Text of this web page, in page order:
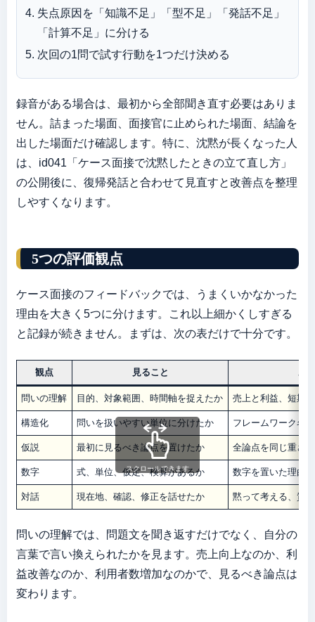
失点原因を「知識不足」「型不足」「発話不足」
「計算不足」に分ける
次回の1問で試す行動を1つだけ決める
録音がある場合は、最初から全部聞き直す必要はありま
せん。詰まった場面、面接官に止められた場面、結論を
出した場面だけ確認します。特に、沈黙が長くなった人
は、id041「ケース面接で沈黙したときの立て直し方」
の公開後に、復帰発話と合わせて見直すと改善点を整理
しやすくなります。
5つの評価観点
ケース面接のフィードバックでは、うまくいかなかった
理由を大きく5つに分けます。これ以上細かくしすぎる
と記録が続きません。まずは、次の表だけで十分です。
観点 見ること
問いの理解 目的、対象範囲、時間軸を捉えたか 売上と利益、短期
構造化 問いを扱いやすい単位に分けたか フレームワーク名
仮説 最初に見るべき論点を置けたか 全論点を同じ重さ
数字 式、単位、仮定、検算があるか 数字を置いた理由
対話 現在地、確認、修正を話せたか 黙って考える、質
スクロールできます
問いの理解では、問題文を聞き返すだけでなく、自分の
言葉で言い換えられたかを見ます。売上向上なのか、利
益改善なのか、利用者数増加なのかで、見るべき論点は
変わります。